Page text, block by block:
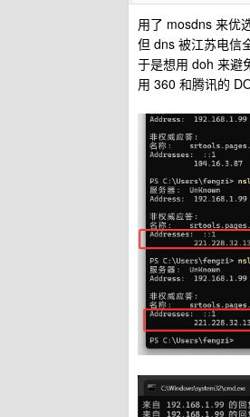
用了 mosdns 来优
但 dns 被江苏电信
于是想用 doh 来避
用 360 和腾讯的